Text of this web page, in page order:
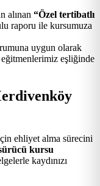
alınan “Özel tertibatlı
raporu ile kursumuza
uygun olarak
eğitmenlerimiz eşliğinde
ehliyet alma sürecini
kursu
kaydınızı